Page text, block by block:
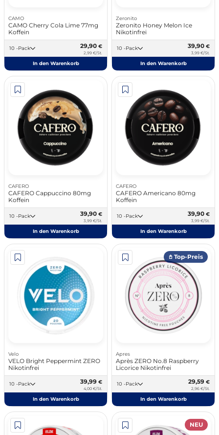
CAMO
CAMO Cherry Cola Lime 77mg
Koffein
10 -Pack 29,90 €
2,99 €/St.
In den Warenkorb
Zeronito
Zeronito Honey Melon Ice
Nikotinfrei
10 -Pack 39,90 €
3,99 €/St.
In den Warenkorb
CAFERO
CAFERO Cappuccino 80mg
Koffein
10 -Pack 39,90 €
3,99 €/St.
In den Warenkorb
CAFERO
CAFERO Americano 80mg
Koffein
10 -Pack 39,90 €
3,99 €/St.
In den Warenkorb
Velo
VELO Bright Peppermint ZERO
Nikotinfrei
10 -Pack 39,99 €
4,00 €/St.
In den Warenkorb
𖤘 Top-Preis
Apres
Après ZERO No.8 Raspberry
Licorice Nikotinfrei
10 -Pack 29,59 €
2,96 €/St.
In den Warenkorb
NEU